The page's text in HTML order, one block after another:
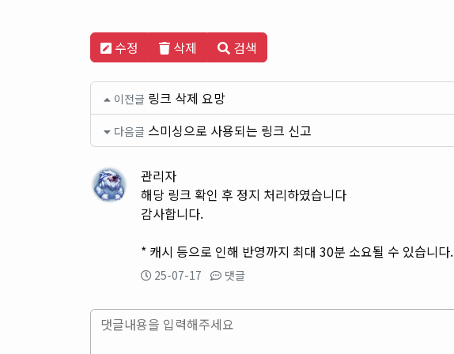
수정 삭제 검색
이전글 링크 삭제 요망
다음글 스미싱으로 사용되는 링크 신고
관리자
해당 링크 확인 후 정지 처리하였습니다
감사합니다.
* 캐시 등으로 인해 반영까지 최대 30분 소요될 수 있습니다.
25-07-17 댓글